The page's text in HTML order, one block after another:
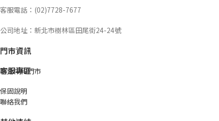
客服電話：(02)7728-7677
公司地址：新北市樹林區田尾街24-24號
門市資訊
新北中和門市
客服專區
保固說明
聯絡我們